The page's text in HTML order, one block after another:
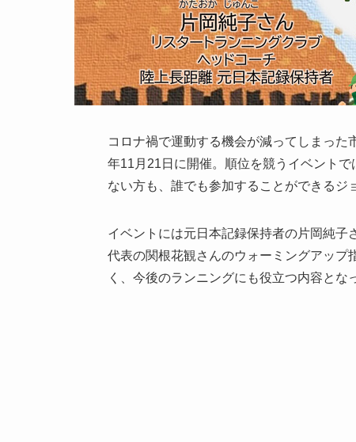
コロナ禍で運動する機会が減ってしまっ
年11月21日に開催。順位を競うイベント
ない方も、誰でも参加することができるジ
イベントには元日本記録保持者の片岡純子
代表の関根花観さんのウォーミングアップ
く、今後のランニングにも役立つ内容とな